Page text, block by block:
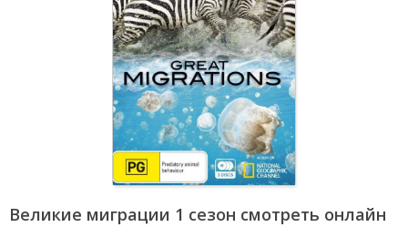
Великие миграции 1 сезон смотреть онлайн